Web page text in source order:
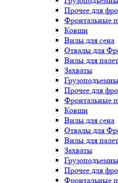
Прочее для
Фронтальные
Ковши
Вилы для сена
Отвалы для
Вилы для
Захваты
Прочее для
Фронтальные
Ковши
Вилы для сена
Отвалы для
Вилы для
Захваты
Прочее для
Фронтальные